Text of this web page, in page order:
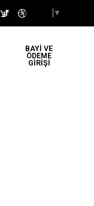
Select Language ▼
BAYİ VE
ÖDEME
GİRİŞİ